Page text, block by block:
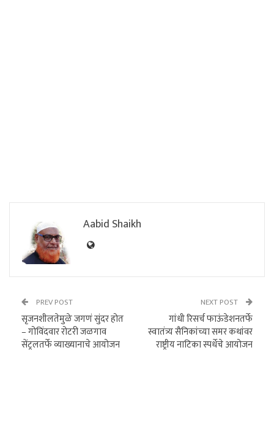
Aabid Shaikh
PREV POST
सृजनशीलतेमुळे जगणं सुंदर होत
– गोविंदवार रोटरी जळगाव
सेंट्रलतर्फे व्याख्यानाचे आयोजन
NEXT POST
गांधी रिसर्च फाऊंडेशनतर्फे
स्वातंत्र्य सैनिकांच्या समर कथांवर
राष्ट्रीय नाटिका स्पर्धेचे आयोजन